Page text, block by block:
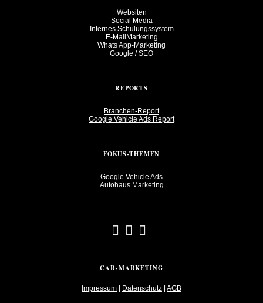
CAR-MARKETING
Impressum Datenschutz AGB
Websiten
Social Media
Internes Schulungssystem
E-MailMarketing
Whats App-Marketing
Google / SEO
REPORTS
Branchen-Report
Google Vehicle Ads Report
FOKUS-THEMEN
Google Vehicle Ads
Autohaus Marketing